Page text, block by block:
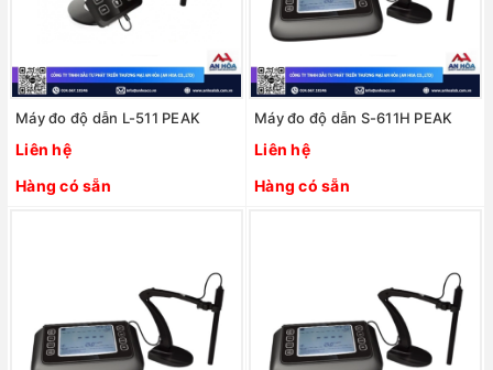
Máy đo độ dẫn L-511 PEAK
Liên hệ
Hàng có sẵn
Máy đo độ dẫn S-611H PEAK
Liên hệ
Hàng có sẵn